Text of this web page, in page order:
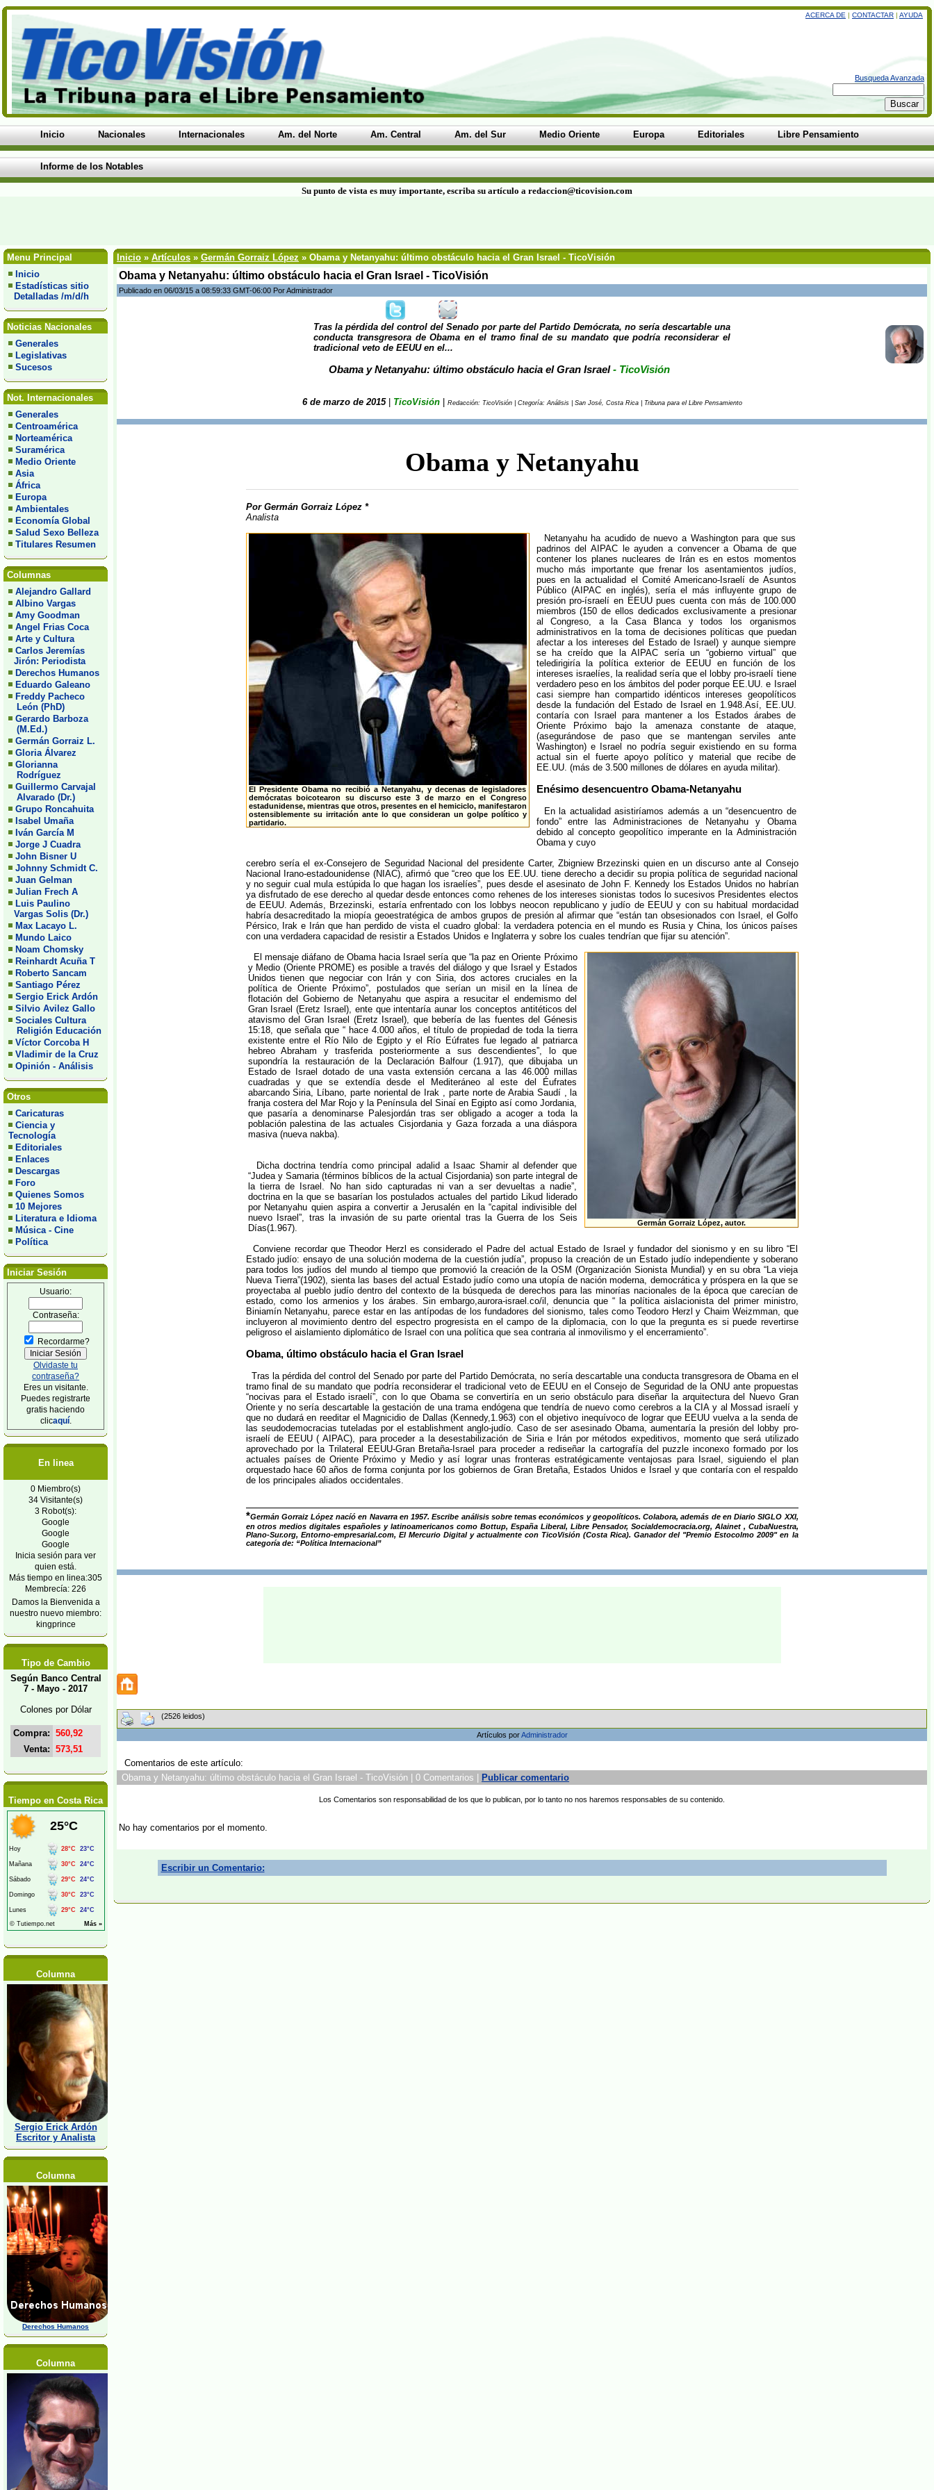
ACERCA DE | CONTACTAR | AYUDA
Busqueda Avanzada
Inicio Nacionales Internacionales Am. del Norte Am. Central Am. del Sur Medio Oriente Europa Editoriales Libre Pensamiento
Informe de los Notables
Su punto de vista es muy importante, escriba su artículo a redaccion@ticovision.com
Menu Principal
Inicio
Estadísticas sitio
Detalladas /m/d/h
Noticias Nacionales
Generales
Legislativas
Sucesos
Not. Internacionales
Generales
Centroamérica
Norteamérica
Suramérica
Medio Oriente
Asia
África
Europa
Ambientales
Economía Global
Salud Sexo Belleza
Titulares Resumen
Columnas
Alejandro Gallard
Albino Vargas
Amy Goodman
Angel Frias Coca
Arte y Cultura
Carlos Jeremías
Jirón: Periodista
Derechos Humanos
Eduardo Galeano
Freddy Pacheco
León (PhD)
Gerardo Barboza
(M.Ed.)
Germán Gorraiz L.
Gloria Álvarez
Glorianna
Rodríguez
Guillermo Carvajal
Alvarado (Dr.)
Grupo Roncahuita
Isabel Umaña
Iván García M
Jorge J Cuadra
John Bisner U
Johnny Schmidt C.
Juan Gelman
Julian Frech A
Luis Paulino
Vargas Solis (Dr.)
Max Lacayo L.
Mundo Laico
Noam Chomsky
Reinhardt Acuña T
Roberto Sancam
Santiago Pérez
Sergio Erick Ardón
Silvio Avilez Gallo
Sociales Cultura
Religión Educación
Víctor Corcoba H
Vladimir de la Cruz
Opinión - Análisis
Otros
Caricaturas
Ciencia y
Tecnología
Editoriales
Enlaces
Descargas
Foro
Quienes Somos
10 Mejores
Literatura e Idioma
Música - Cine
Política
Iniciar Sesión
Usuario:
Contraseña:
Recordarme?
Olvidaste tu
contraseña?
Eres un visitante.
Puedes registrarte
gratis haciendo
clicaquí.
En linea
0 Miembro(s)
34 Visitante(s)
3 Robot(s):
Google
Google
Google
Inicia sesión para ver
quien está.
Más tiempo en linea:305
Membrecía: 226
Damos la Bienvenida a
nuestro nuevo miembro:
kingprince
Tipo de Cambio
Según Banco Central
7 - Mayo - 2017
Colones por Dólar
Compra: 560,92
Venta: 573,51
Tiempo en Costa Rica
Columna
Sergio Erick Ardón
Escritor y Analista
Columna
Derechos Humanos
Columna
Inicio » Artículos » Germán Gorraiz López » Obama y Netanyahu: último obstáculo hacia el Gran Israel - TicoVisión
Obama y Netanyahu: último obstáculo hacia el Gran Israel - TicoVisión
Publicado en 06/03/15 a 08:59:33 GMT-06:00 Por Administrador
Tras la pérdida del control del Senado por parte del Partido Demócrata, no sería descartable una
conducta transgresora de Obama en el tramo final de su mandato que podría reconsiderar el
tradicional veto de EEUU en el...
Obama y Netanyahu: último obstáculo hacia el Gran Israel- TicoVisión
6 de marzo de 2015| TicoVisión| Redacción: TicoVisión | Ctegoría: Análisis | San José, Costa Rica | Tribuna para el Libre Pensamiento
Obama y Netanyahu
Por Germán Gorraiz López *
Analista
El Presidente Obama no recibió a Netanyahu, y decenas de legisladores
demócratas boicotearon su discurso este 3 de marzo en el Congreso
estadunidense, mientras que otros, presentes en el hemiciclo, manifestaron
ostensiblemente su irritación ante lo que consideran un golpe político y
partidario.
Netanyahu ha acudido de nuevo a Washington para que sus
padrinos del AIPAC le ayuden a convencer a Obama de que
contener los planes nucleares de Irán es en estos momentos
mucho más importante que frenar los asentamientos judíos,
pues en la actualidad el Comité Americano-Israelí de Asuntos
Público (AIPAC en inglés), sería el más influyente grupo de
presión pro-ísraelí en EEUU pues cuenta con más de 100.000
miembros (150 de ellos dedicados exclusivamente a presionar
al Congreso, a la Casa Blanca y todos los organismos
administrativos en la toma de decisiones políticas que puedan
afectar a los intereses del Estado de Israel) y aunque siempre
se ha creído que la AIPAC sería un “gobierno virtual” que
teledirigiría la política exterior de EEUU en función de los
intereses israelíes, la realidad sería que el lobby pro-israelí tiene
verdadero peso en los ámbitos del poder porque EE.UU. e Israel
casi siempre han compartido idénticos intereses geopolíticos
desde la fundación del Estado de Israel en 1.948.Así, EE.UU.
contaría con Israel para mantener a los Estados árabes de
Oriente Próximo bajo la amenaza constante de ataque,
(asegurándose de paso que se mantengan serviles ante
Washington) e Israel no podría seguir existiendo en su forma
actual sin el fuerte apoyo político y material que recibe de
EE.UU. (más de 3.500 millones de dólares en ayuda militar).
Enésimo desencuentro Obama-Netanyahu
En la actualidad asistiríamos además a un “desencuentro de
fondo” entre las Administraciones de Netanyahu y Obama
debido al concepto geopolítico imperante en la Administración
Obama y cuyo
cerebro sería el ex-Consejero de Seguridad Nacional del presidente Carter, Zbigniew Brzezinski quien en un discurso ante al Consejo
Nacional Irano-estadounidense (NIAC), afirmó que “creo que los EE.UU. tiene derecho a decidir su propia política de seguridad nacional
y no seguir cual mula estúpida lo que hagan los israelíes”, pues desde el asesinato de John F. Kennedy los Estados Unidos no habrían
ya disfrutado de ese derecho al quedar desde entonces como rehenes de los intereses sionistas todos lo sucesivos Presidentes electos
de EEUU. Además, Brzezinski, estaría enfrentado con los lobbys neocon republicano y judío de EEUU y con su habitual mordacidad
habría desacreditado la miopía geoestratégica de ambos grupos de presión al afirmar que “están tan obsesionados con Israel, el Golfo
Pérsico, Irak e Irán que han perdido de vista el cuadro global: la verdadera potencia en el mundo es Rusia y China, los únicos países
con una verdadera capacidad de resistir a Estados Unidos e Inglaterra y sobre los cuales tendrían que fijar su atención”.
El mensaje diáfano de Obama hacia Israel sería que “la paz en Oriente Próximo
y Medio (Oriente PROME) es posible a través del diálogo y que Israel y Estados
Unidos tienen que negociar con Irán y con Siria, dos actores cruciales en la
política de Oriente Próximo”, postulados que serían un misil en la línea de
flotación del Gobierno de Netanyahu que aspira a resucitar el endemismo del
Gran Israel (Eretz Israel), ente que intentaría aunar los conceptos antitéticos del
atavismo del Gran Israel (Eretz Israel), que bebería de las fuentes del Génesis
15:18, que señala que “ hace 4.000 años, el título de propiedad de toda la tierra
existente entre el Río Nilo de Egipto y el Río Eúfrates fue legado al patriarca
hebreo Abraham y trasferida posteriormente a sus descendientes”, lo que
supondría la restauración de la Declaración Balfour (1.917), que dibujaba un
Estado de Israel dotado de una vasta extensión cercana a las 46.000 millas
cuadradas y que se extendía desde el Mediteráneo al este del Éufrates
abarcando Siria, Líbano, parte noriental de Irak , parte norte de Arabia Saudí , la
franja costera del Mar Rojo y la Península del Sinaí en Egipto así como Jordania,
que pasaría a denominarse Palesjordán tras ser obligado a acoger a toda la
población palestina de las actuales Cisjordania y Gaza forzada a una diáspora
masiva (nueva nakba).
Dicha doctrina tendría como principal adalid a Isaac Shamir al defender que
“Judea y Samaria (términos bíblicos de la actual Cisjordania) son parte integral de
la tierra de Israel. No han sido capturadas ni van a ser devueltas a nadie”,
doctrina en la que se basarían los postulados actuales del partido Likud liderado
por Netanyahu quien aspira a convertir a Jerusalén en la “capital indivisible del
nuevo Israel”, tras la invasión de su parte oriental tras la Guerra de los Seis
Días(1.967).
Germán Gorraiz López, autor.
Conviene recordar que Theodor Herzl es considerado el Padre del actual Estado de Israel y fundador del sionismo y en su libro “El
Estado judío: ensayo de una solución moderna de la cuestión judía”, propuso la creación de un Estado judío independiente y soberano
para todos los judíos del mundo al tiempo que promovió la creación de la OSM (Organización Sionista Mundial) y en su obra “La vieja
Nueva Tierra”(1902), sienta las bases del actual Estado judío como una utopía de nación moderna, democrática y próspera en la que se
proyectaba al pueblo judío dentro del contexto de la búsqueda de derechos para las minorías nacionales de la época que carecían de
estado, como los armenios y los árabes. Sin embargo,aurora-israel.co/il, denuncia que “ la política aislacionista del primer ministro,
Biniamín Netanyahu, parece estar en las antípodas de los fundadores del sionismo, tales como Teodoro Herzl y Chaim Weizmman, que
incluyeron al movimiento dentro del espectro progresista en el campo de la diplomacia, con lo que la pregunta es si puede revertirse
peligroso el aislamiento diplomático de Israel con una política que sea contraria al inmovilismo y el encerramiento”.
Obama, último obstáculo hacia el Gran Israel
Tras la pérdida del control del Senado por parte del Partido Demócrata, no sería descartable una conducta transgresora de Obama en el
tramo final de su mandato que podría reconsiderar el tradicional veto de EEUU en el Consejo de Seguridad de la ONU ante propuestas
“nocivas para el Estado israelí”, con lo que Obama se convertiría en un serio obstáculo para diseñar la arquitectura del Nuevo Gran
Oriente y no sería descartable la gestación de una trama endógena que tendría de nuevo como cerebros a la CIA y al Mossad israelí y
que no dudará en reeditar el Magnicidio de Dallas (Kennedy,1.963) con el objetivo inequívoco de lograr que EEUU vuelva a la senda de
las seudodemocracias tuteladas por el establishment anglo-judío. Caso de ser asesinado Obama, aumentaría la presión del lobby pro-
israelí de EEUU ( AIPAC), para proceder a la desestabilización de Siria e Irán por métodos expeditivos, momento que será utilizado
aprovechado por la Trilateral EEUU-Gran Bretaña-Israel para proceder a rediseñar la cartografía del puzzle inconexo formado por los
actuales países de Oriente Próximo y Medio y así lograr unas fronteras estratégicamente ventajosas para Israel, siguiendo el plan
orquestado hace 60 años de forma conjunta por los gobiernos de Gran Bretaña, Estados Unidos e Israel y que contaría con el respaldo
de los principales aliados occidentales.
*Germán Gorraiz López nacíó en Navarra en 1957. Escribe análisis sobre temas económicos y geopolíticos. Colabora, además de en Diario SIGLO XXI,
en otros medios digitales españoles y latinoamericanos como Bottup, España Liberal, Libre Pensador, Socialdemocracia.org, Alainet , CubaNuestra,
Plano-Sur.org, Entorno-empresarial.com, El Mercurio Digital y actualmente con TicoVisión (Costa Rica). Ganador del "Premio Estocolmo 2009" en la
categoría de: “Política Internacional”
(2526 leidos)
Artículos porAdministrador
Comentarios de este artículo:
Obama y Netanyahu: último obstáculo hacia el Gran Israel - TicoVisión | 0 Comentarios |
Publicar comentario
Los Comentarios son responsabilidad de los que lo publican, por lo tanto no nos haremos responsables de su contenido.
No hay comentarios por el momento.
Escribir un Comentario: